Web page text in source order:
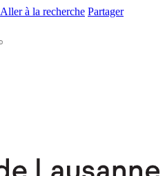
Aller à la recherche Partager